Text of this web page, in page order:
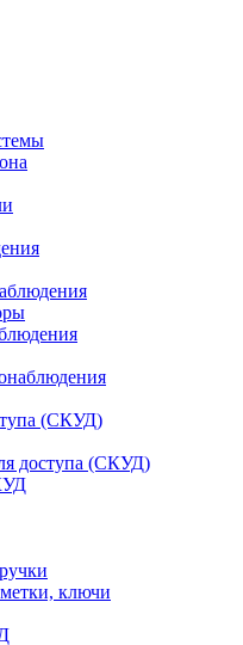
(СКУД)
доступа (СКУД)
ключи